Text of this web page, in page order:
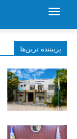
پربیننده‌ ترین‌ها